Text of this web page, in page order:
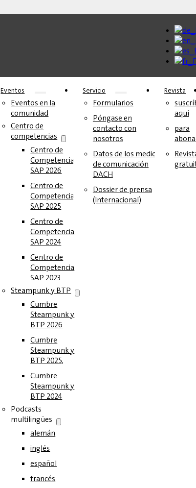
Eventos
Eventos en la
comunidad
Centro de
competencias
Centro de
Competencia
SAP 2026
Centro de
Competencia
SAP 2025
Centro de
Competencia
SAP 2024
Centro de
Competencia
SAP 2023
Steampunk y BTP
Cumbre
Steampunk y
BTP 2026
Cumbre
Steampunk y
BTP 2025,
Cumbre
Steampunk y
BTP 2024
Podcasts
multilingües
alemán
inglés
español
francés
Servicio
Formularios
Póngase en
contacto con
nosotros
Datos de los medios
de comunicación
DACH
Dossier de prensa
(Internacional)
Revista
aquí
para